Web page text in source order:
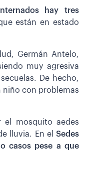
hay tres
están en estado
Germán Antelo,
muy agresiva
De hecho,
niño con problemas
el mosquito aedes
lluvia. En el Sedes
casos pese a que